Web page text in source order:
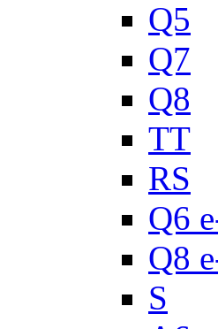
Q5
Q7
Q8
TT
RS
Q6
Q8
S